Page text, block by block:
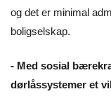
og det er minimal
boligselskap.
- Med sosial
dørlåssystemer et